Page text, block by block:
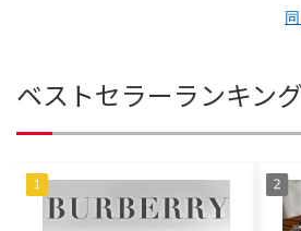
ベストセラーランキン